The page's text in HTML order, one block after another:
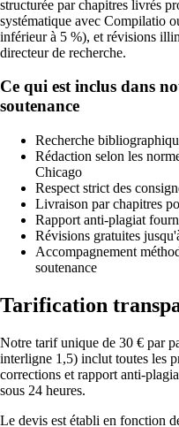
structurée par chapitres livrés
systématique avec Compilatio
inférieur à 5 %), et révisions
directeur de recherche.
Ce qui est inclus dans
soutenance
Recherche
Rédaction selon les
Chicago
Respect strict des
Livraison par chapitres
Rapport anti-plagiat
Révisions gratuites
Accompagnement
soutenance
Tarification
Notre tarif unique de 30 € par
interligne 1,5) inclut toutes les
corrections et rapport anti-
sous 24 heures.
Le devis est établi en fonction